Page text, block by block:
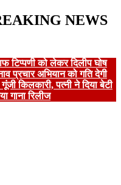
NEWS
टिप्पणी को लेकर दिलीप घोष
प्रचार अभियान को गति देगी
किलकारी, पत्नी ने दिया बेटी
गाना रिलीज